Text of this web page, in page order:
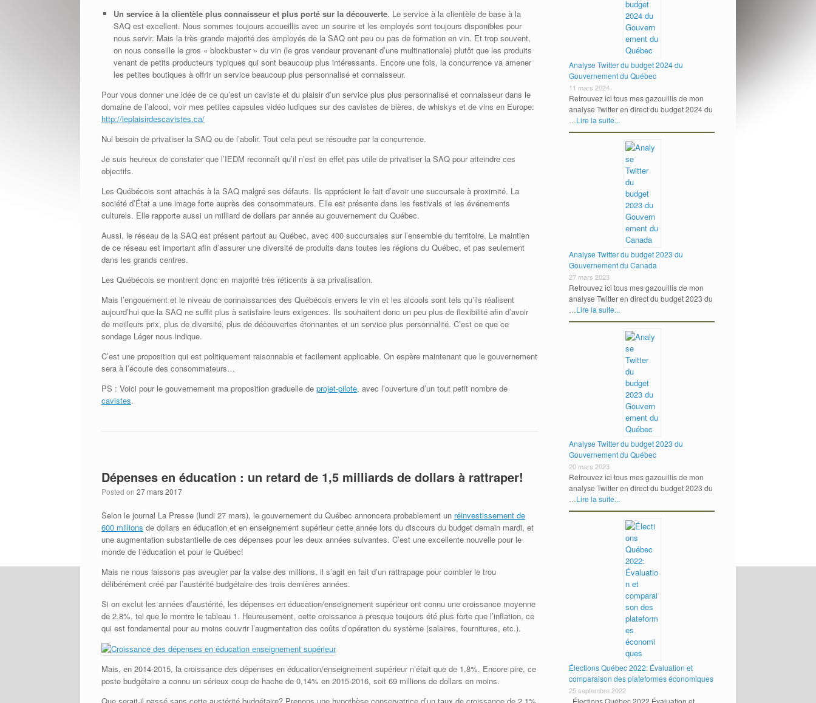
Un service à la clientèle plus connaisseur et plus porté sur la découverte. Le service à la clientèle de base à la
SAQ est excellent. Nous sommes toujours accueillis avec un sourire et les employés sont toujours disponibles pour
nous servir. Mais la très grande majorité des employés de la SAQ ont peu ou pas de formation en vin. Et trop souvent,
on nous conseille le gros « blockbuster » du vin (le gros vendeur provenant d’une multinationale) plutôt que les produits
venant de petits producteurs typiques qui sont beaucoup plus intéressants. Encore une fois, la concurrence va amener
les petites boutiques à offrir un service beaucoup plus personnalisé et connaisseur.
Pour vous donner une idée de ce qu’est un caviste et du plaisir d’un service plus plus personnalisé et connaisseur dans le
domaine de l’alcool, voir mes petites capsules vidéo ludiques sur des cavistes de bières, de whiskys et de vins en Europe:
http://leplaisirdescavistes.ca/
Nul besoin de privatiser la SAQ ou de l’abolir. Tout cela peut se résoudre par la concurrence.
Je suis heureux de constater que l’IEDM reconnaît qu’il n’est en effet pas utile de privatiser la SAQ pour atteindre ces
objectifs.
Les Québécois sont attachés à la SAQ malgré ses défauts. Ils apprécient le fait d’avoir une succursale à proximité. La
société d’État a une image forte auprès des consommateurs. Elle est présente dans les festivals et les événements
culturels. Elle rapporte aussi un milliard de dollars par année au gouvernement du Québec.
Aussi, le réseau de la SAQ est présent partout au Québec, avec 400 succursales sur l’ensemble du territoire. Le maintien
de ce réseau est important afin d’assurer une diversité de produits dans toutes les régions du Québec, et pas seulement
dans les grands centres.
Les Québécois se montrent donc en majorité très réticents à sa privatisation.
Mais l’engouement et le niveau de connaissances des Québécois envers le vin et les alcools sont tels qu’ils réalisent
aujourd’hui que la SAQ ne suffit plus à satisfaire leurs exigences. Ils souhaitent donc un peu plus de flexibilité afin d’avoir
de meilleurs prix, plus de diversité, plus de découvertes étonnantes et un service plus personnalité. C’est ce que ce
sondage Léger nous indique.
C’est une proposition qui est politiquement raisonnable et facilement applicable. On espère maintenant que le gouvernement
sera à l’écoute des consommateurs…
PS : Voici pour le gouvernement ma proposition graduelle de projet-pilote, avec l’ouverture d’un tout petit nombre de
cavistes.
Dépenses en éducation : un retard de 1,5 milliards de dollars à rattraper!
Posted on 27 mars 2017
Selon le journal La Presse (lundi 27 mars), le gouvernement du Québec annoncera probablement un réinvestissement de
600 millions de dollars en éducation et en enseignement supérieur cette année lors du discours du budget demain mardi, et
une augmentation substantielle de ces dépenses pour les deux années suivantes. C’est une excellente nouvelle pour le
monde de l’éducation et pour le Québec!
Mais ne nous laissons pas aveugler par la valse des millions, il s’agit en fait d’un rattrapage pour combler le trou
délibérément créé par l’austérité budgétaire des trois dernières années.
Si on exclut les années d’austérité, les dépenses en éducation/enseignement supérieur ont connu une croissance moyenne
de 2,8%, tel que le montre le tableau 1. Heureusement, cette croissance a presque toujours été plus forte que l’inflation, ce
qui est fondamental pour au moins couvrir l’augmentation des coûts d’opération du système (salaires, fournitures, etc.).
Mais, en 2014-2015, la croissance des dépenses en éducation/enseignement supérieur n’était que de 1,8%. Encore pire, ce
poste budgétaire a connu un sérieux coup de hache de 0,14% en 2015-2016, soit 69 millions de dollars en moins.
Analyse Twitter du budget 2024 du
Gouvernement du Québec
11 mars 2024
Retrouvez ici tous mes gazouillis de mon
analyse Twitter en direct du budget 2024 du
…Lire la suite...
Analyse Twitter du budget 2023 du
Gouvernement du Canada
27 mars 2023
Retrouvez ici tous mes gazouillis de mon
analyse Twitter en direct du budget 2023 du
…Lire la suite...
Analyse Twitter du budget 2023 du
Gouvernement du Québec
20 mars 2023
Retrouvez ici tous mes gazouillis de mon
analyse Twitter en direct du budget 2023 du
…Lire la suite...
Élections Québec 2022: Évaluation et
comparaison des plateformes économiques
25 septembre 2022
Élections Québec 2022 Évaluation et